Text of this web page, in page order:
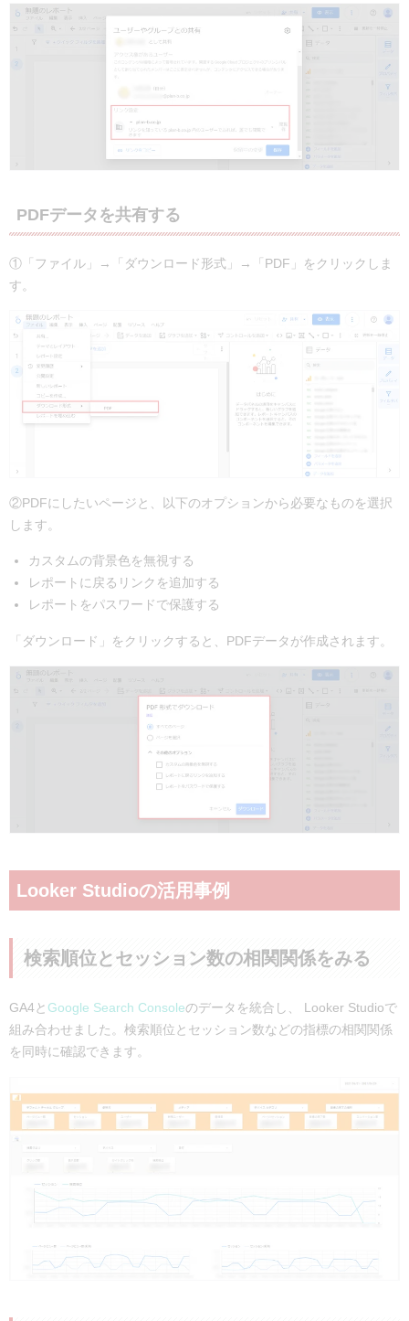
PDFデータを共有する
①「ファイル」→「ダウンロード形式」→「PDF」をクリックしま
す。
②PDFにしたいページと、以下のオプションから必要なものを選択
します。
カスタムの背景色を無視する
レポートに戻るリンクを追加する
レポートをパスワードで保護する
「ダウンロード」をクリックすると、PDFデータが作成されます。
Looker Studioの活用事例
検索順位とセッション数の相関関係をみる
GA4と Google Search Consoleのデータを統合し、 Looker Studioで
組み合わせました。検索順位とセッション数などの指標の相関関係
を同時に確認できます。